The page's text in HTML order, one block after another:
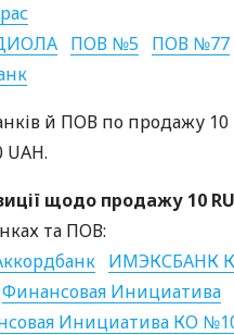
ПОВ №5 ПОВ №77
й ПОВ по продажу 10
UAH.
щодо продажу 10
та ПОВ:
ИМЭКСБАНК
Финансовая Инициатива
Инициатива КО